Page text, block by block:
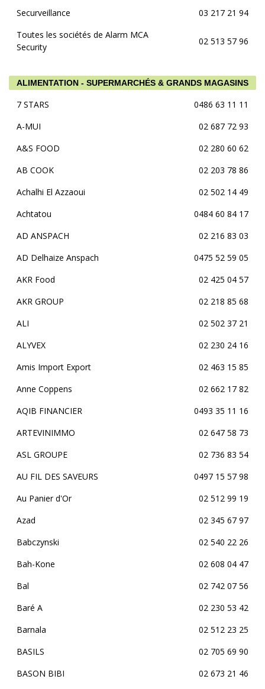
Securveillance
03 217 21 94
Toutes les sociétés de Alarm MCA
Security
02 513 57 96
ALIMENTATION - SUPERMARCHÉS & GRANDS MAGASINS
7 STARS
0486 63 11 11
A-MUI
02 687 72 93
A&S FOOD
02 280 60 62
AB COOK
02 203 78 86
Achalhi El Azzaoui
02 502 14 49
Achtatou
0484 60 84 17
AD ANSPACH
02 216 83 03
AD Delhaize Anspach
0475 52 59 05
AKR Food
02 425 04 57
AKR GROUP
02 218 85 68
ALI
02 502 37 21
ALYVEX
02 230 24 16
Amis Import Export
02 463 15 85
Anne Coppens
02 662 17 82
AQIB FINANCIER
0493 35 11 16
ARTEVINIMMO
02 647 58 73
ASL GROUPE
02 736 83 54
AU FIL DES SAVEURS
0497 15 57 98
Au Panier d'Or
02 512 99 19
Azad
02 345 67 97
Babczynski
02 540 22 26
Bah-Kone
02 608 04 47
Bal
02 742 07 56
Baré A
02 230 53 42
Barnala
02 512 23 25
BASILS
02 705 69 90
BASON BIBI
02 673 21 46